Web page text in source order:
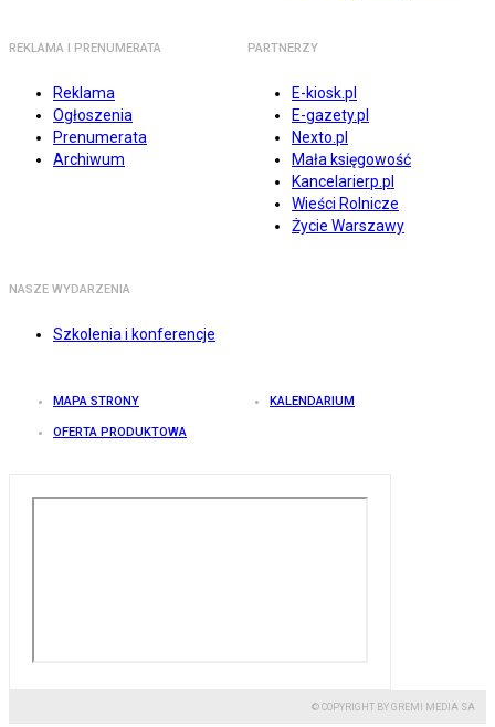
REKLAMA I PRENUMERATA
Reklama
Ogłoszenia
Prenumerata
Archiwum
PARTNERZY
E-kiosk.pl
E-gazety.pl
Nexto.pl
Mała księgowość
Kancelarierp.pl
Wieści Rolnicze
Życie Warszawy
NASZE WYDARZENIA
Szkolenia i konferencje
MAPA STRONY KALENDARIUM
OFERTA PRODUKTOWA
© COPYRIGHT BY GREMI MEDIA SA